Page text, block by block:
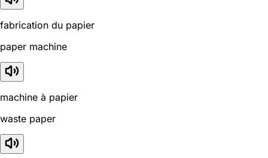
fabrication du papier
paper machine
machine à papier
waste paper